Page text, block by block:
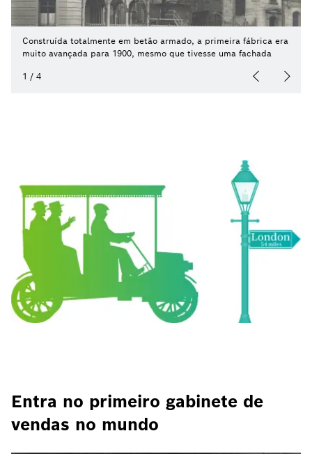
Construída totalmente em betão armado, a primeira fábrica era
muito avançada para 1900, mesmo que tivesse uma fachada
1 / 4
Entra no primeiro gabinete de
vendas no mundo